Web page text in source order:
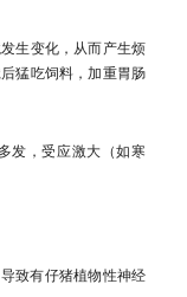
生变化，从而产生烦
猛吃饲料，加重胃肠
发，受应激大（如寒
致有仔猪植物性神经